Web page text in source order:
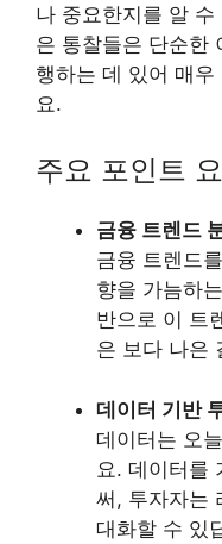
나 중요한지를 알
은 통찰들은 단순한
행하는 데 있어 매
요.
주요 포인트
금융 트렌드
금융 트렌드
향을 가늠하
반으로 이 트
은 보다 나은
데이터 기반
데이터는 오
요. 데이터를
써, 투자자는
대화할 수 있